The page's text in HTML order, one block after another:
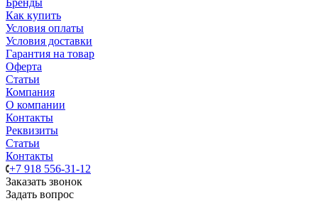
Бренды
Как купить
Условия оплаты
Условия доставки
Гарантия на товар
Оферта
Статьи
Компания
О компании
Контакты
Реквизиты
Статьи
Контакты
+7 918 556-31-12
Заказать звонок
Задать вопрос